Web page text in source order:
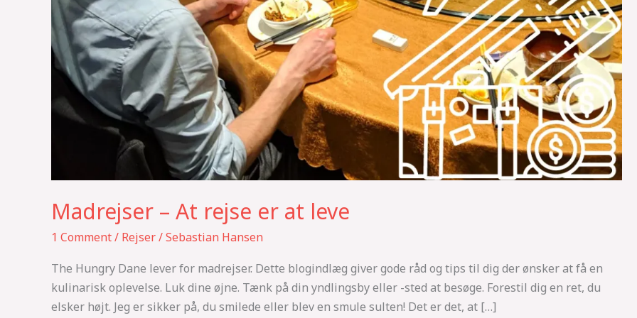
Madrejser – At rejse er at leve
1 Comment/ Rejser/Sebastian Hansen
The Hungry Dane lever for madrejser. Dette blogindlæg giver gode råd og tips til dig der ønsker at få en
kulinarisk oplevelse. Luk dine øjne. Tænk på din yndlingsby eller -sted at besøge. Forestil dig en ret, du
elsker højt. Jeg er sikker på, du smilede eller blev en smule sulten! Det er det, at […]